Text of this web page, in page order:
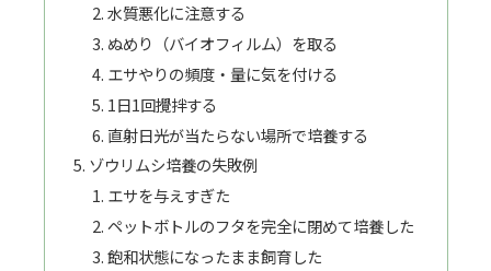
水質悪化に注意する
ぬめり（バイオフィルム）を取る
エサやりの頻度・量に気を付ける
1日1回攪拌する
直射日光が当たらない場所で培養する
ゾウリムシ培養の失敗例
エサを与えすぎた
ペットボトルのフタを完全に閉めて培養した
飽和状態になったまま飼育した